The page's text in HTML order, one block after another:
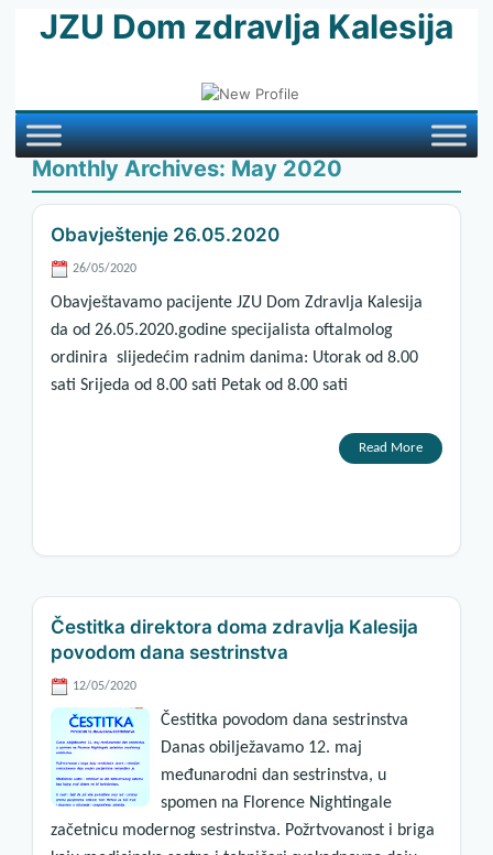
JZU Dom zdravlja Kalesija
Monthly Archives: May 2020
Obavještenje 26.05.2020
26/05/2020
Obavještavamo pacijente JZU Dom Zdravlja Kalesija
da od 26.05.2020.godine specijalista oftalmolog
ordinira slijedećim radnim danima: Utorak od 8.00
sati Srijeda od 8.00 sati Petak od 8.00 sati
Read More
Čestitka direktora doma zdravlja Kalesija
povodom dana sestrinstva
12/05/2020
Čestitka povodom dana sestrinstva
Danas obilježavamo 12. maj
međunarodni dan sestrinstva, u
spomen na Florence Nightingale
začetnicu modernog sestrinstva. Požrtvovanost i briga